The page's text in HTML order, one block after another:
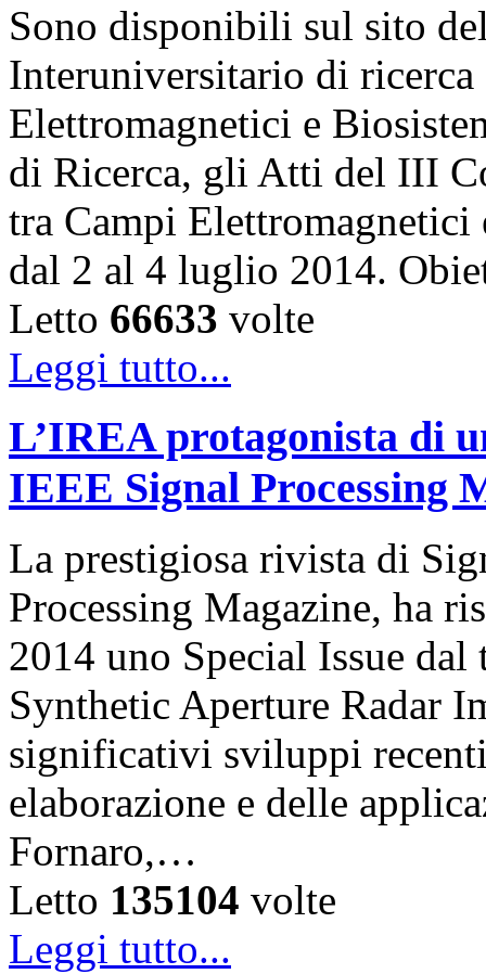
Sono disponibili sul sito
Interuniversitario di
Elettromagnetici e
di Ricerca, gli Atti del III
tra Campi
dal 2 al 4 luglio 2014.
Letto 66633 volte
Leggi tutto...
L’IREA protagonista di
IEEE Signal Processing
La prestigiosa rivista di
Processing Magazine, ha
2014 uno Special Issue
Synthetic Aperture Radar
significativi sviluppi
elaborazione e delle
Fornaro,…
Letto 135104 volte
Leggi tutto...